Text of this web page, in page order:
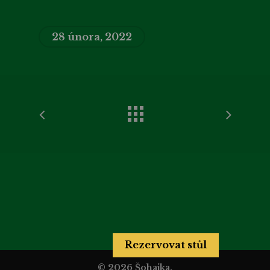
28 února, 2022
© 2026 Šohajka.
Rezervovat stůl